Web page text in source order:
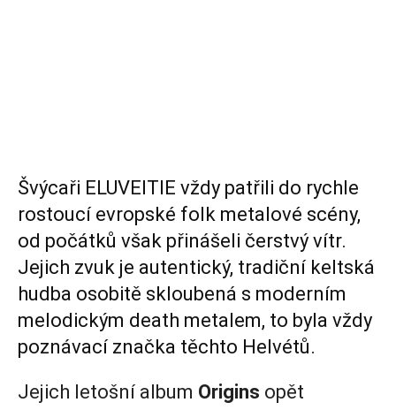
Švýcaři ELUVEITIE vždy patřili do rychle
rostoucí evropské folk metalové scény,
od počátků však přinášeli čerstvý vítr.
Jejich zvuk je autentický, tradiční keltská
hudba osobitě skloubená s moderním
melodickým death metalem, to byla vždy
poznávací značka těchto Helvétů.
Jejich letošní album Origins opět